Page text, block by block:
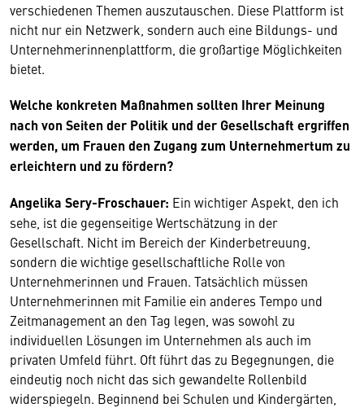
verschiedenen Themen auszutauschen. Diese Plattform ist
nicht nur ein Netzwerk, sondern auch eine Bildungs- und
Unternehmerinnenplattform, die großartige Möglichkeiten
bietet.
Welche konkreten Maßnahmen sollten Ihrer Meinung
nach von Seiten der Politik und der Gesellschaft ergriffen
werden, um Frauen den Zugang zum Unternehmertum zu
erleichtern und zu fördern?
Angelika Sery-Froschauer: Ein wichtiger Aspekt, den ich
sehe, ist die gegenseitige Wertschätzung in der
Gesellschaft. Nicht im Bereich der Kinderbetreuung,
sondern die wichtige gesellschaftliche Rolle von
Unternehmerinnen und Frauen. Tatsächlich müssen
Unternehmerinnen mit Familie ein anderes Tempo und
Zeitmanagement an den Tag legen, was sowohl zu
individuellen Lösungen im Unternehmen als auch im
privaten Umfeld führt. Oft führt das zu Begegnungen, die
eindeutig noch nicht das sich gewandelte Rollenbild
widerspiegeln. Beginnend bei Schulen und Kindergärten,